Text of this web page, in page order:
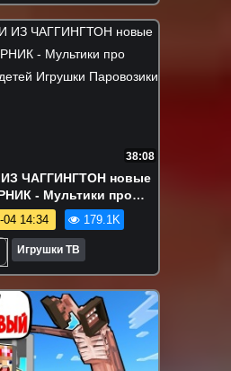
38:08
ЧАГГИНГТОН новые
- Мультики про
для детей Игрушки
04 14:34 179.1K
Игрушки ТВ